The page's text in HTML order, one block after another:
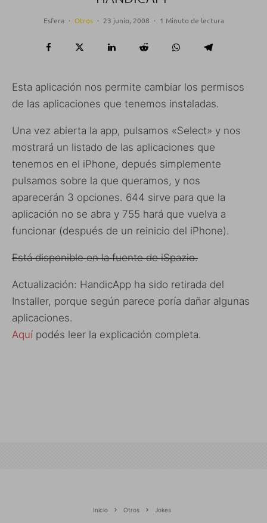
Esfera · Otros · 23 junio, 2008 · 1 Minuto de lectura
Esta aplicación nos permite cambiar los permisos
de las aplicaciones que tenemos instaladas.
Una vez abierta la app, pulsamos «Select» y nos
mostrará un listado de las aplicaciones que
tenemos en el iPhone, depués simplemente
pulsamos sobre la que queramos, y nos
aparecerán 3 opciones. 644 sirve para que la
aplicación no se abra y 755 hará que vuelva a
funcionar (después de un reinicio del iPhone).
Está disponible en la fuente de iSpazio.
Actualización: HandicApp ha sido retirada del
Installer, porque según parece poría dañar algunas
aplicaciones.
Aquí podés leer la explicación completa.
Inicio Otros Jokes